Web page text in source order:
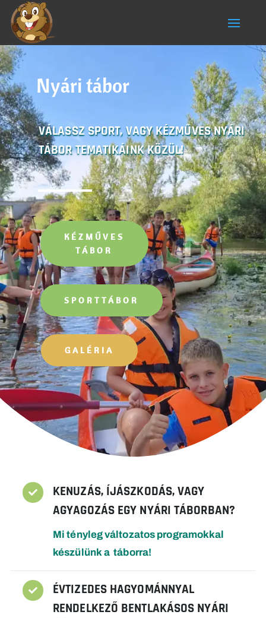
Nyári tábor
VÁLASSZ SPORT, VAGY KÉZMŰVES NYÁRI
TÁBOR TEMATIKÁINK KÖZÜL!
KÉZMŰVES
TÁBOR
SPORTTÁBOR
GALÉRIA

KENUZÁS, ÍJÁSZKODÁS, VAGY
AGYAGOZÁS EGY NYÁRI TÁBORBAN?
Mi tényleg változatos programokkal
készülünk a táborra!

ÉVTIZEDES HAGYOMÁNNYAL
RENDELKEZŐ BENTLAKÁSOS NYÁRI